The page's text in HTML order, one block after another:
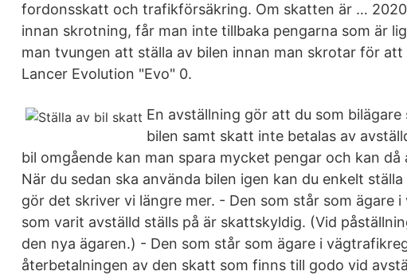
fordonsskatt och trafikförsäkring. Om skatten är …
innan skrotning, får man inte tillbaka pengarna som är
man tvungen att ställa av bilen innan man skrotar för
Lancer Evolution "Evo" 0.
En avställning gör att du som
bilen samt skatt inte betalas av
bil omgående kan man spara mycket pengar och kan då
När du sedan ska använda bilen igen kan du enkelt
gör det skriver vi längre mer. - Den som står som ägare
som varit avställd ställs på är skattskyldig. (Vid
den nya ägaren.) - Den som står som ägare i
återbetalningen av den skatt som finns till godo vid